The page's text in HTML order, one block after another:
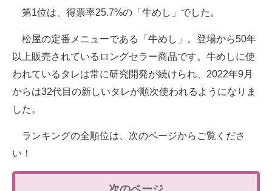
第1位は、得票率25.7%の「牛めし」でした。
松屋の定番メニューである「牛めし」。登場から50年
以上販売されているロングセラー商品です。牛めしに使
われているタレは常に研究開発が続けられ、2022年9月
からは32代目の新しいタレが順次使われるようになりま
した。
ランキングの全順位は、次のページからご覧くださ
い！